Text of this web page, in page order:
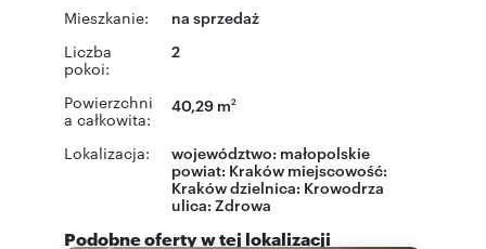
Mieszkanie: na sprzedaż
Liczba
pokoi:
2
Powierzchni
a całkowita:
40,29 m2
Lokalizacja: województwo: małopolskie
powiat: Kraków miejscowość:
Krakówdzielnica: Krowodrza
ulica: Zdrowa
Podobne oferty w tej lokalizacji